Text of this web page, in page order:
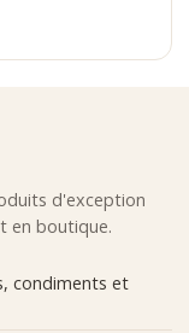
d'exception
en boutique.
condiments et